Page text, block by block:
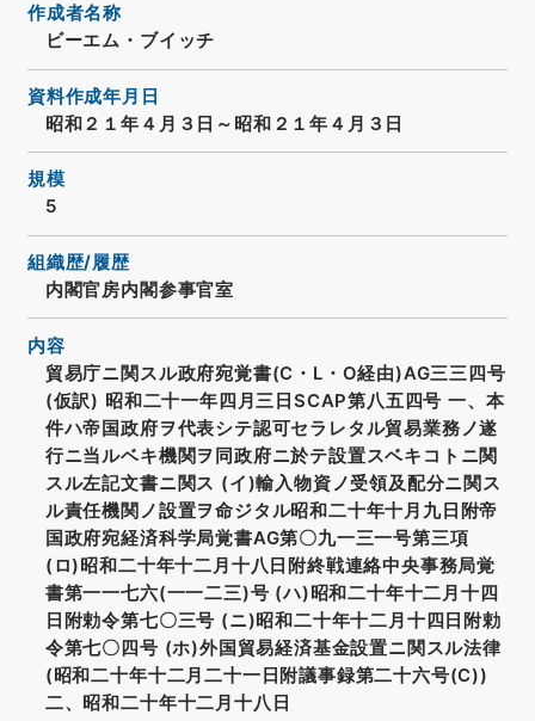
作成者名称
ビーエム・ブイッチ
資料作成年月日
昭和２１年４月３日～昭和２１年４月３日
規模
5
組織歴/履歴
内閣官房内閣参事官室
内容
貿易庁ニ関スル政府宛覚書(C・L・O経由)AG三三四号
(仮訳) 昭和二十一年四月三日SCAP第八五四号 一、本
件ハ帝国政府ヲ代表シテ認可セラレタル貿易業務ノ遂
行ニ当ルベキ機関ヲ同政府ニ於テ設置スベキコトニ関
スル左記文書ニ関ス (イ)輸入物資ノ受領及配分ニ関ス
ル責任機関ノ設置ヲ命ジタル昭和二十年十月九日附帝
国政府宛経済科学局覚書AG第〇九一三一号第三項
(ロ)昭和二十年十二月十八日附終戦連絡中央事務局覚
書第一一七六(一一二三)号 (ハ)昭和二十年十二月十四
日附勅令第七〇三号 (ニ)昭和二十年十二月十四日附勅
令第七〇四号 (ホ)外国貿易経済基金設置ニ関スル法律
(昭和二十年十二月二十一日附議事録第二十六号(C))
二、昭和二十年十二月十八日